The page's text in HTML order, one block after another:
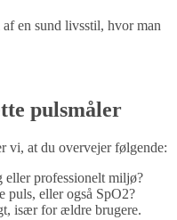
en sund livsstil, hvor man
pulsmåler
vi, at du overvejer følgende:
professionelt miljø?
puls, eller også SpO2?
især for ældre brugere.